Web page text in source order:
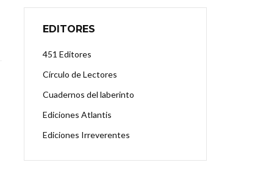
EDITORES
451 Editores
Círculo de Lectores
Cuadernos del laberinto
Ediciones Atlantis
Ediciones Irreverentes